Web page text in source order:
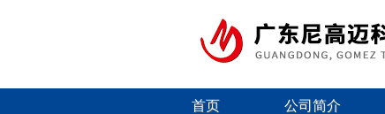
首页 公司简介